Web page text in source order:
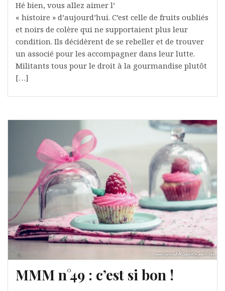
Hé bien, vous allez aimer l’
« histoire » d’aujourd’hui. C’est celle de fruits oubliés
et noirs de colère qui ne supportaient plus leur
condition. Ils décidèrent de se rebeller et de trouver
un associé pour les accompagner dans leur lutte.
Militants tous pour le droit à la gourmandise plutôt
[…]
MMM n°49 : c’est si bon !